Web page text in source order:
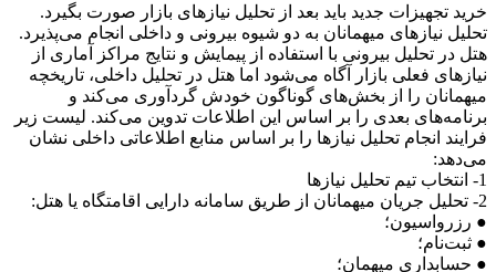
خرید تجهیزات جدید باید بعد از تحلیل نیازهای بازار صورت بگیرد.
تحلیل نیازهای میهمانان به دو شیوه بیرونی و داخلی انجام می‌پذیرد.
هتل در تحلیل بیرونی با استفاده از پیمایش و نتایج مراکز آماری از
نیازهای فعلی بازار آگاه می‌شود اما هتل در تحلیل داخلی، تاریخچه
میهمانان را از بخش‌های گوناگون خودش گردآوری می‌کند و
برنامه‌های بعدی را بر اساس این اطلاعات تدوین می‌کند. لیست زیر
فرایند انجام تحلیل نیازها را بر اساس منابع اطلاعاتی داخلی نشان
می‌دهد:
1- انتخاب تیم تحلیل نیازها
2- تحلیل جریان میهمانان از طریق سامانه دارایی اقامتگاه یا هتل:
● رزرواسیون؛
● ثبت‌نام؛
● حسابداری میهمان؛